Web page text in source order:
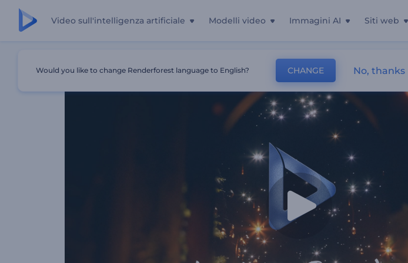
Video sull'intelligenza artificiale Modelli video Immagini AI Siti web
Would you like to change Renderforest language to English? CHANGE No, thanks